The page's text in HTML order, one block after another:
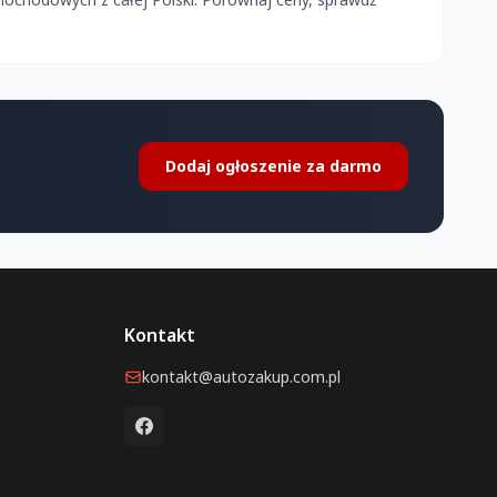
Dodaj ogłoszenie za darmo
Kontakt
kontakt@autozakup.com.pl